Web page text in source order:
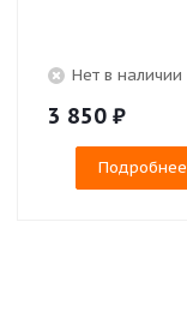
Нет в наличии
3 850 ₽
Подробнее